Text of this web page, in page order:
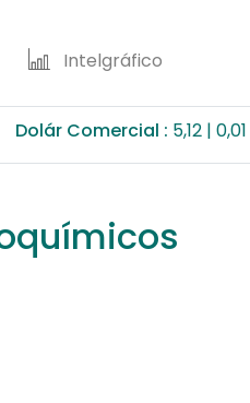
Intelgráfico
Comercial :5,12 0,01 %